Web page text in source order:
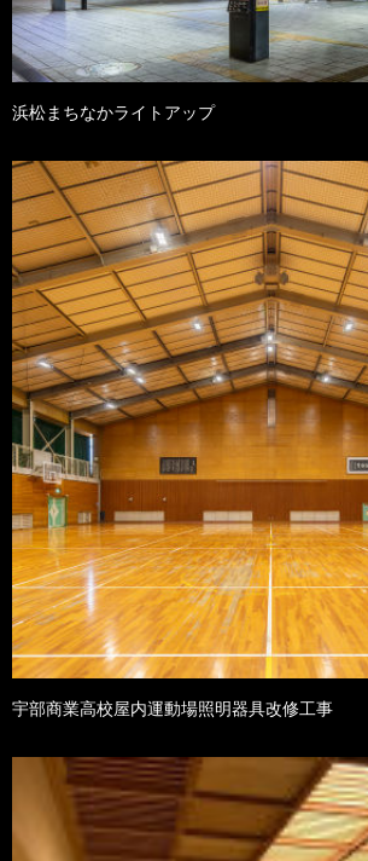
浜松まちなかライトアップ
宇部商業高校屋内運動場照明器具改修工事